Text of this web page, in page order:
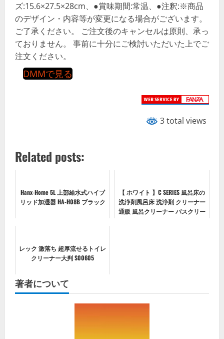
ズ:15.6×27.5×28cm、●賞味期間:常温、●注釈:※商品
のデザイン・内容等が変更になる場合がございます。
ご了承ください。 ご注文後のキャンセルは原則、承っ
ておりません。 事前に十分にご検討いただいた上でご
注文ください。
DMMで見る
3 total views
Related posts:
Hanx-Home 5L 上部給水式ハイブ
リッド加湿器 HA-H08B ブラック
【 ホワイト 】C SERIES 風呂床の
洗浄剤風呂床 洗浄剤 クリーナー
通販 風呂クリーナー バスクリー
レック 激落ち 超厚流せるトイレ
クリーナー大判 S00605
著者について